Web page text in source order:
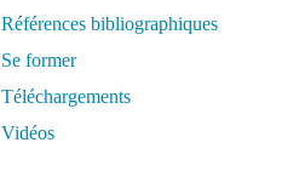
Références bibliographiques
Se former
Téléchargements
Vidéos